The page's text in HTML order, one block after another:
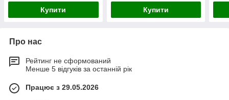
Купити Купити
Про нас
Рейтинг не сформований
Менше 5 відгуків за останній рік
Працює з 29.05.2026